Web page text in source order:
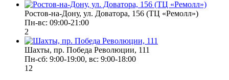
Ростов-на-Дону, ул. Доватора, 156 (ТЦ «Ремолл»)
Пн-вс: 09:00-21:00
2
Шахты, пр. Победа Революции, 111
Пн-сб: 9:00-19:00, вс: 9:00-18:00
12